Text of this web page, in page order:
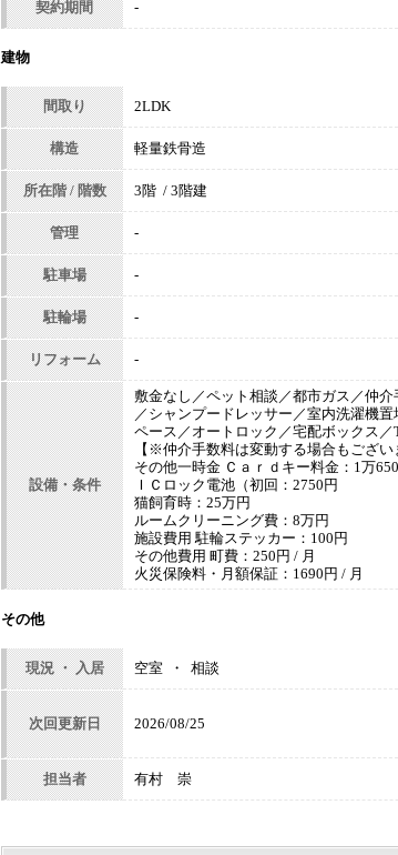
契約期間 -
建物
間取り 2LDK
構造 軽量鉄骨造
所在階 / 階数 3階 / 3階建
管理 -
駐車場 -
駐輪場 -
リフォーム -
設備・条件
敷金なし／ペット相談／都市ガス／仲
／シャンプードレッサー／室内洗濯機
ペース／オートロック／宅配ボックス
【※仲介手数料は変動する場合もござ
その他一時金 Ｃａｒｄキー料金：1万
ＩＣロック電池（初回：2750円
猫飼育時：25万円
ルームクリーニング費：8万円
施設費用 駐輪ステッカー：100円
その他費用 町費：250円 / 月
火災保険料・月額保証：1690円 / 月
その他
現況 ・ 入居 空室 ・ 相談
次回更新日 2026/08/25
担当者 有村 崇